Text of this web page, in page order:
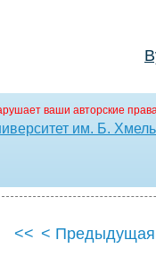
ваши авторские
им. Б.
<< < Предыдущая